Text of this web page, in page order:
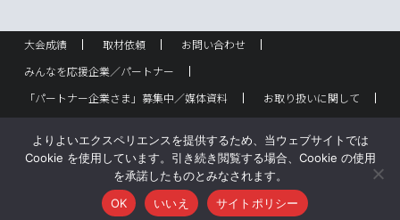
大会成績 取材依頼
お問い合わせ
みんなを応援企業／パートナー
「パートナー企業さま」募集中／媒体資料
お取り扱いに関して
バックナンバー
サイトポリシー
Copyright © ジュニアアスリート浜松 All rights reserved.
よりよいエクスペリエンスを提供するため、当ウェブサイトでは
Cookie を使用しています。引き続き閲覧する場合、Cookie の使用
を承諾したものとみなされます。
OK
いいえ サイトポリシー